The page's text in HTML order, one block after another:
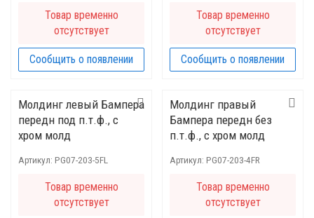
Товар временно
отсутствует
Сообщить о появлении
Товар временно
отсутствует
Сообщить о появлении
Молдинг левый Бампера
передн под п.т.ф., с
хром молд
Артикул: PG07-203-5FL
Товар временно
отсутствует
Молдинг правый
Бампера передн без
п.т.ф., с хром молд
Артикул: PG07-203-4FR
Товар временно
отсутствует